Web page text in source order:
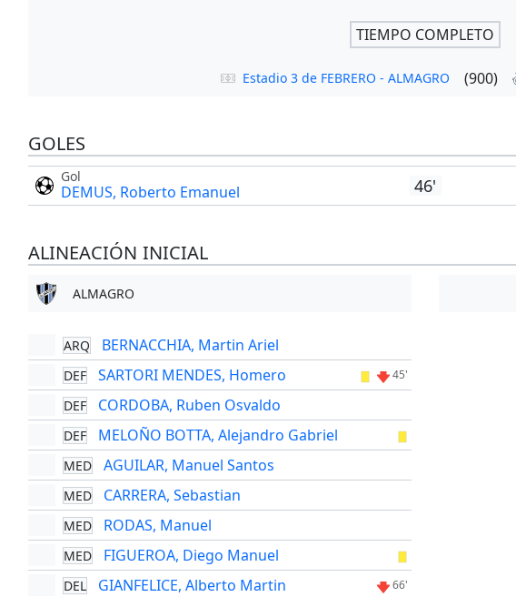
TIEMPO COMPLETO
Estadio 3 de FEBRERO - ALMAGRO (900)
GOLES
Gol
DEMUS, Roberto Emanuel 46'
ALINEACIÓN INICIAL
ALMAGRO
ARQ BERNACCHIA, Martin Ariel
DEF SARTORI MENDES, Homero 45'
DEF CORDOBA, Ruben Osvaldo
DEF MELOÑO BOTTA, Alejandro Gabriel
MED AGUILAR, Manuel Santos
MED CARRERA, Sebastian
MED RODAS, Manuel
MED FIGUEROA, Diego Manuel
DEL GIANFELICE, Alberto Martin 66'